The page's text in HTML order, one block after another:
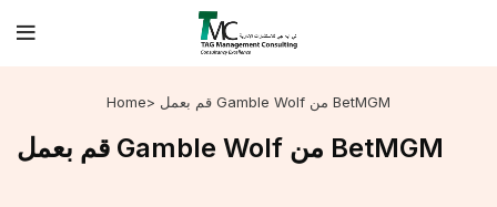
Home > قم بعمل Gamble Wolf من BetMGM
قم بعمل Gamble Wolf من BetMGM